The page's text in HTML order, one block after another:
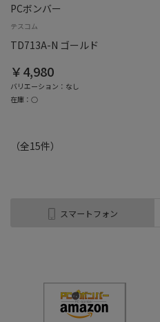
PCボンバー
テスコム
TD713A-N ゴールド
￥4,980
バリエーション：なし
在庫：○
（全15件）
スマートフォン